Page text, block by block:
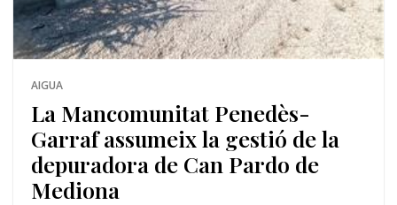
AIGUA
La Mancomunitat Penedès-
Garraf assumeix la gestió de la
depuradora de Can Pardo de
Mediona